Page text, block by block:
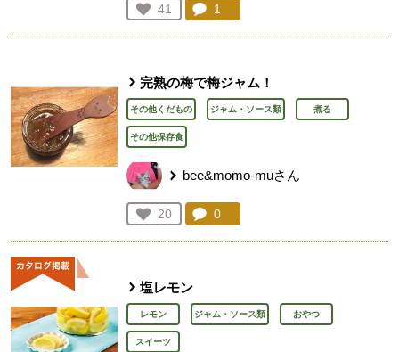
お気に入り登録：
41
人が登録
コメント：
1
完熟の梅で梅ジャム！
その他くだもの ジャム・ソース類 煮る
その他保存食
bee&momo-muさん
お気に入り登録：
20
人が登録
コメント：
0
塩レモン
レモン ジャム・ソース類 おやつ
スイーツ